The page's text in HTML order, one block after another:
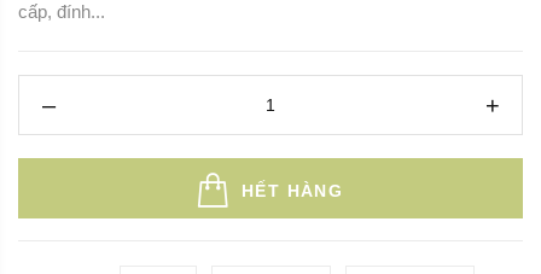
cấp, đính...
HẾT HÀNG